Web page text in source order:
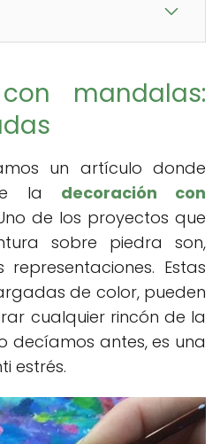
mandalas:
un artículo donde
la decoración con
de los proyectos que
sobre piedra son,
representaciones. Estas
de color, pueden
cualquier rincón de la
decíamos antes, es una
estrés.